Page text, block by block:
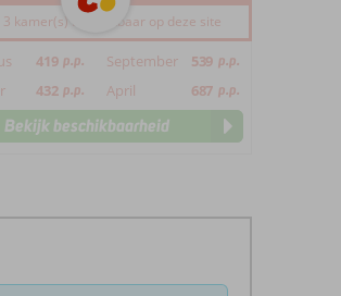
3 kamer(s) beschikbaar op deze site
419 p.p. September 539 p.p.
432 p.p. April 687 p.p.
Bekijk beschikbaarheid